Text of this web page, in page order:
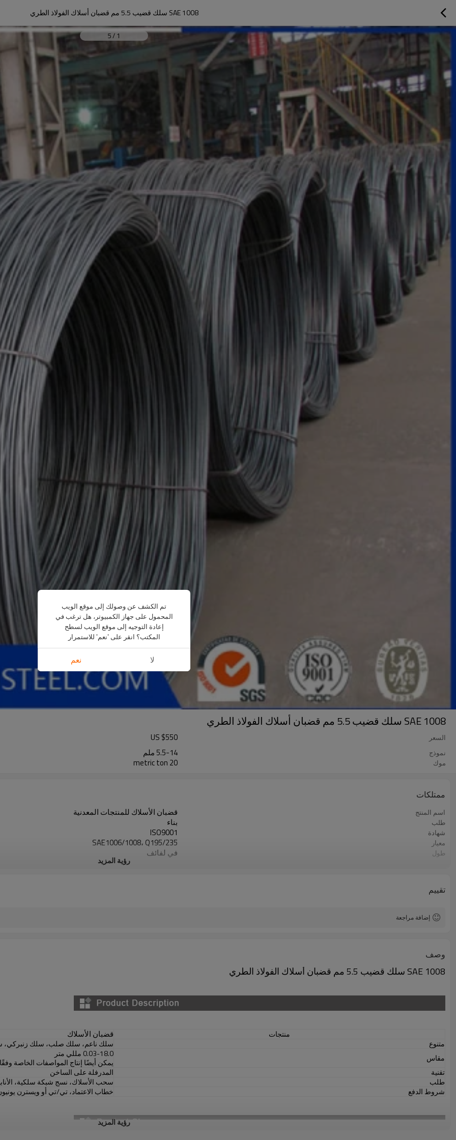
SAE 1008 سلك قضيب 5.5 مم قضبان أسلاك الفولاذ الطري
1
/
5
SAE 1008 سلك قضيب 5.5 مم قضبان أسلاك الفولاذ الطري
السعر US $550
نموذج 5.5-14 ملم
موك 20 metric ton
ممتلكات
اسم المنتج قضبان الأسلاك للمنتجات المعدنية
طلب بناء
شهادة ISO9001
معيار SAE1006/1008، Q195/235
طول في لفائف
المدرفلة على الساخن
مقاس
رؤية المزيد
تقييم
إضافة مراجعة
وصف
SAE 1008 سلك قضيب 5.5 مم قضبان أسلاك الفولاذ الطري
منتجات قضبان الأسلاك
متنوع
سلك ناعم، سلك صلب، سلك زنبركي،
مقاس
0.03-18.0 مللي متر
يمكن أيضًا إنتاج المواصفات الخاصة
تقنية
المدرفلة على الساخن
طلب
سحب الأسلاك، نسج شبكة سلكية،
شروط الدفع
خطاب الاعتماد، تي/تي أو ويسترن
رؤية المزيد
تم الكشف عن وصولك إلى موقع الويب
المحمول على جهاز الكمبيوتر، هل ترغب في
إعادة التوجيه إلى موقع الويب لسطح
المكتب؟ انقر على 'نعم' للاستمرار
لا نعم